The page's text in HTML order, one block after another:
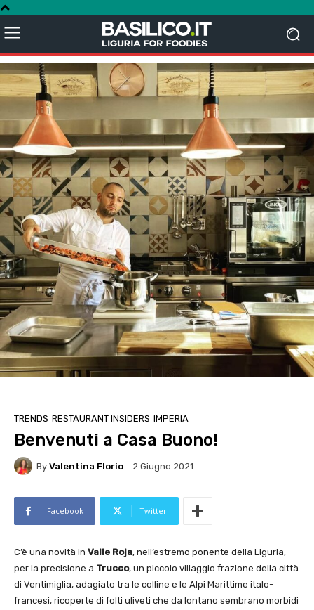
TRENDS RESTAURANT INSIDERS IMPERIA
Benvenuti a Casa Buono!
By Valentina Florio 2 Giugno 2021
Facebook Twitter
C’è una novità in Valle Roja, nell’estremo ponente della Liguria,
per la precisione a Trucco, un piccolo villaggio frazione della città
di Ventimiglia, adagiato tra le colline e le Alpi Marittime italo-
francesi, ricoperte di folti uliveti che da lontano sembrano morbidi